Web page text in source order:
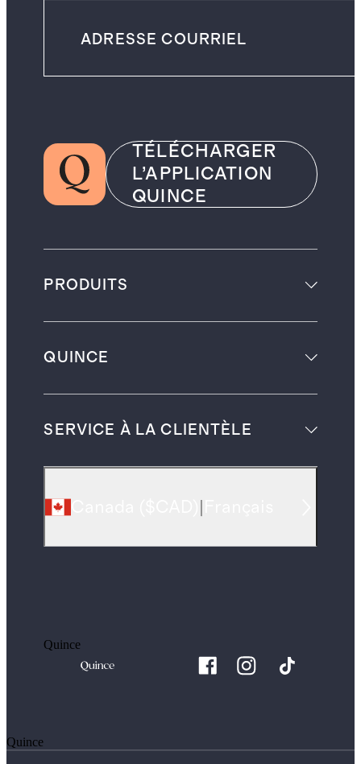
TÉLÉCHARGER
L’APPLICATION
QUINCE
PRODUITS
QUINCE
SERVICE À LA CLIENTÈLE
Quince
Quince